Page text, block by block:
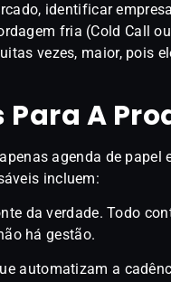
identificar
fria (Cold Call
vezes, maior, pois
Para A
agenda de papel
incluem:
da verdade. Todo
há gestão.
automatizam a